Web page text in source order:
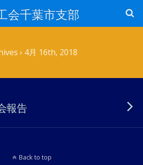
会千葉市支部
› 4月 16th, 2018
報告
Back to top